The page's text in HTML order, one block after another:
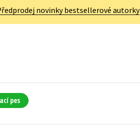
novinky bestsellerové autorky
pes